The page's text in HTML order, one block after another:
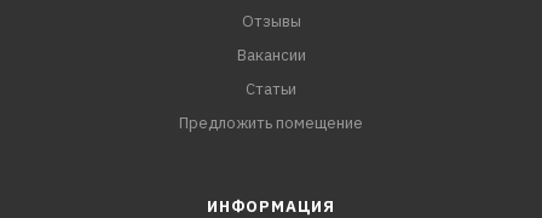
Отзывы
Вакансии
Статьи
Предложить помещение
ИНФОРМАЦИЯ